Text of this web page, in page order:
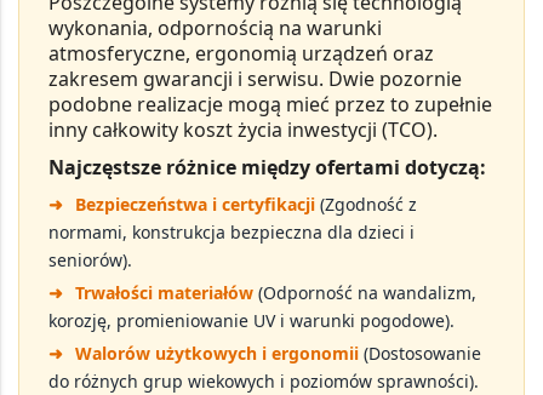
wykonania, odpornością na warunki
atmosferyczne, ergonomią urządzeń oraz
zakresem gwarancji i serwisu. Dwie pozornie
podobne realizacje mogą mieć przez to zupełnie
inny całkowity koszt życia inwestycji (TCO).
Najczęstsze różnice między ofertami dotyczą:
➜ Bezpieczeństwa i certyfikacji (Zgodność z
normami, konstrukcja bezpieczna dla dzieci i
seniorów).
➜ Trwałości materiałów (Odporność na wandalizm,
korozję, promieniowanie UV i warunki pogodowe).
➜ Walorów użytkowych i ergonomii (Dostosowanie
do różnych grup wiekowych i poziomów sprawności).